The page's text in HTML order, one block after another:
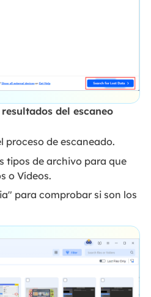
del escaneo
proceso de escaneado.
tipos de archivo para que
o Vídeos.
para comprobar si son los